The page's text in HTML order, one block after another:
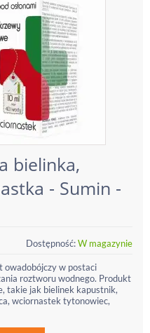
bielinka,
- Sumin -
Dostępność:W magazynie
owadobójczy w postaci
roztworu wodnego. Produkt
takie jak bielinek kapustnik,
wciornastek tytonowiec,